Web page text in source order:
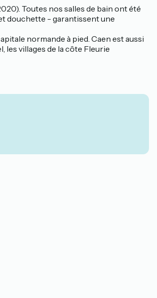
Toutes nos salles de bain ont été
douchette - garantissent une
normande à pied. Caen est aussi
les villages de la côte Fleurie